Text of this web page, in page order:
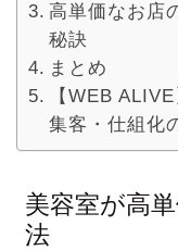
高単価なお店
秘訣
まとめ
【WEB
集客・仕組化
美容室が高
法